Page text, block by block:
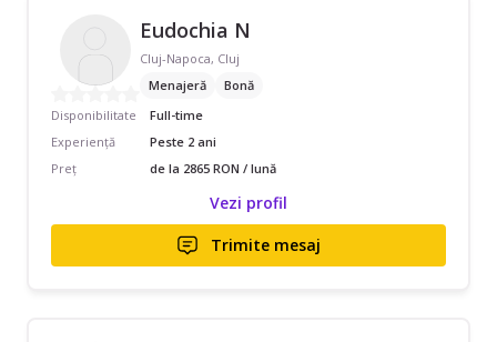
Eudochia N
Cluj-Napoca, Cluj
Menajeră
Bonă
Disponibilitate
Full-time
Experiență
Peste 2 ani
Preț
de la 2865 RON / lună
Vezi profil
Trimite mesaj